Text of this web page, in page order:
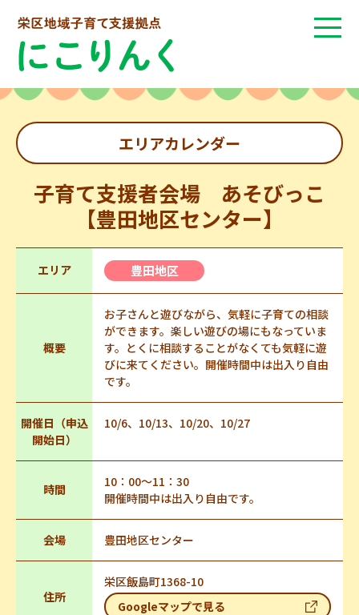
エリアカレンダー
子育て支援者会場 あそびっこ
【豊田地区センター】
エリア 豊田地区
概要
お子さんと遊びながら、気軽に子育ての相談
ができます。楽しい遊びの場にもなっていま
す。とくに相談することがなくても気軽に遊
びに来てください。開催時間中は出入り自由
です。
開催日（申込
開始日）
10/6、10/13、10/20、10/27
時間
10：00～11：30
開催時間中は出入り自由です。
会場 豊田地区センター
住所
栄区飯島町1368-10
Googleマップで見る